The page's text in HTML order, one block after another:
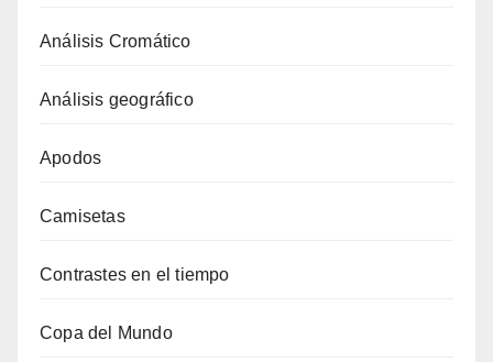
Análisis Cromático
Análisis geográfico
Apodos
Camisetas
Contrastes en el tiempo
Copa del Mundo